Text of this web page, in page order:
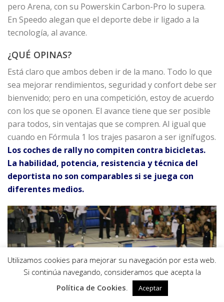
pero Arena, con su Powerskin Carbon-Pro lo supera.
En Speedo alegan que el deporte debe ir ligado a la
tecnología, al avance.
¿QUÉ OPINAS?
Está claro que ambos deben ir de la mano. Todo lo que
sea mejorar rendimientos, seguridad y confort debe ser
bienvenido; pero en una competición, estoy de acuerdo
con los que se oponen. El avance tiene que ser posible
para todos, sin ventajas que se compren. Al igual que
cuando en Fórmula 1 los trajes pasaron a ser ignífugos.
Los coches de rally no compiten contra bicicletas.
La habilidad, potencia, resistencia y técnica del
deportista no son comparables si se juega con
diferentes medios.
0
Utilizamos cookies para mejorar su navegación por esta web.
Si continúa navegando, consideramos que acepta la
Política de Cookies. Aceptar